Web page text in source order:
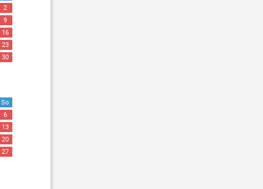
2
9
16
23
30
So
6
13
20
27